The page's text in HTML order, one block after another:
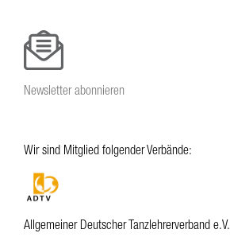
Newsletter abonnieren
Wir sind Mitglied folgender Verbände:
Allgemeiner Deutscher Tanzlehrerverband e.V.